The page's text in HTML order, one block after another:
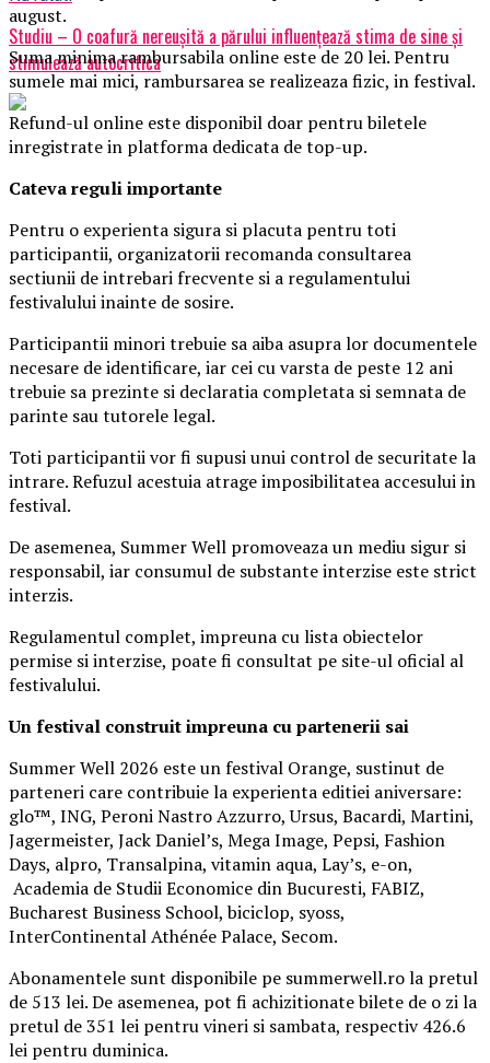
Studiu – O coafură nereușită a părului influențează stima de sine și
stimulează autocritica
august.
Suma minima rambursabila online este de 20 lei. Pentru
sumele mai mici, rambursarea se realizeaza fizic, in festival.
Refund-ul online este disponibil doar pentru biletele
inregistrate in platforma dedicata de top-up.
Cateva reguli importante
Pentru o experienta sigura si placuta pentru toti
participantii, organizatorii recomanda consultarea
sectiunii de intrebari frecvente si a regulamentului
festivalului inainte de sosire.
Participantii minori trebuie sa aiba asupra lor documentele
necesare de identificare, iar cei cu varsta de peste 12 ani
trebuie sa prezinte si declaratia completata si semnata de
parinte sau tutorele legal.
Toti participantii vor fi supusi unui control de securitate la
intrare. Refuzul acestuia atrage imposibilitatea accesului in
festival.
De asemenea, Summer Well promoveaza un mediu sigur si
responsabil, iar consumul de substante interzise este strict
interzis.
Regulamentul complet, impreuna cu lista obiectelor
permise si interzise, poate fi consultat pe site-ul oficial al
festivalului.
Un festival construitimpreuna cu partenerii sai
Summer Well 2026 este un festival Orange, sustinut de
parteneri care contribuie la experienta editiei aniversare:
glo™, ING, Peroni Nastro Azzurro, Ursus, Bacardi, Martini,
Jagermeister, Jack Daniel’s, Mega Image, Pepsi, Fashion
Days, alpro, Transalpina, vitamin aqua, Lay’s, e-on,
Academia de Studii Economice din Bucuresti, FABIZ,
Bucharest Business School, biciclop, syoss,
InterContinental Athénée Palace, Secom.
Abonamentele sunt disponibile pe summerwell.ro la pretul
de 513 lei. De asemenea, pot fi achizitionate bilete de o zi la
pretul de 351 lei pentru vineri si sambata, respectiv 426.6
lei pentru duminica.